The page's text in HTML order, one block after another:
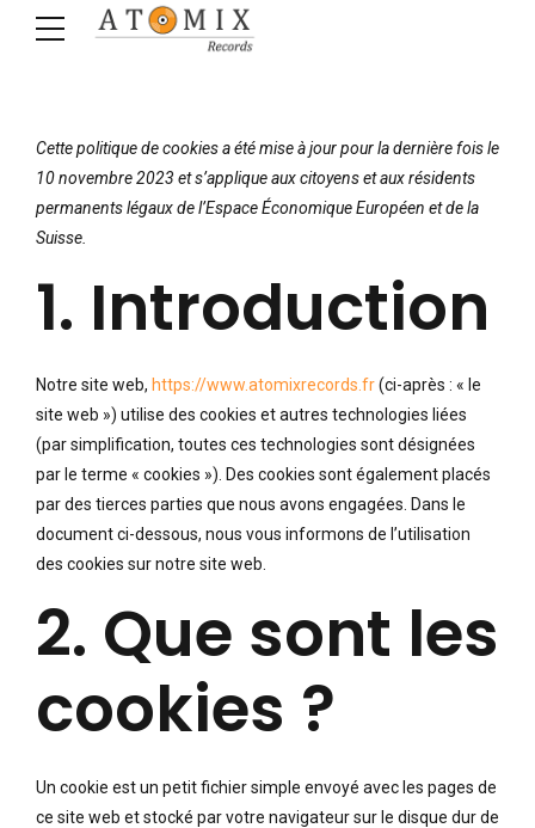
Cette politique de cookies a été mise à jour pour la dernière fois le
10 novembre 2023 et s’applique aux citoyens et aux résidents
permanents légaux de l’Espace Économique Européen et de la
Suisse.
1. Introduction
Notre site web, https://www.atomixrecords.fr(ci-après : « le
site web ») utilise des cookies et autres technologies liées
(par simplification, toutes ces technologies sont désignées
par le terme « cookies »). Des cookies sont également placés
par des tierces parties que nous avons engagées. Dans le
document ci-dessous, nous vous informons de l’utilisation
des cookies sur notre site web.
2. Que sont les
cookies ?
Un cookie est un petit fichier simple envoyé avec les pages de
ce site web et stocké par votre navigateur sur le disque dur de